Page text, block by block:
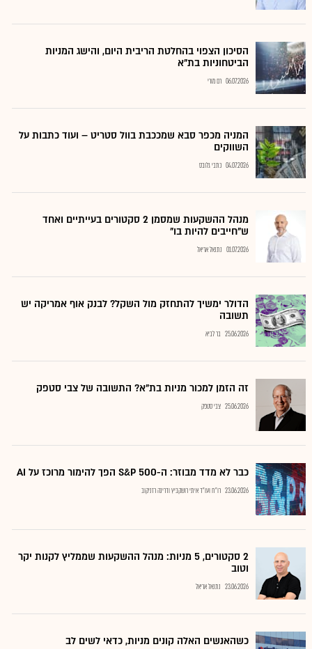
הסיכון הצפוי בהחלטת הריבית היום, והישג המניות
הביטחוניות בת"א
06.07.2026 רם מורי
המניה מכפר סבא שמככבת בוול סטריט – ועוד כתבות על
השווקים
04.07.2026 כתבי גלובס
מנהל ההשקעות שמסמן 2 סקטורים בעייתיים ואחד
ש"חייבים להיות בו"
01.07.2026 נתנאל אריאל
הדולר ימשיך להתחזק מול השקל? לבנק אוף אמריקה יש
תשובה
25.06.2026 בר לביא
זה הזמן למכור מניות בת"א? התשובה של צבי סטפק
25.06.2026 צבי סטפק
כבר לא מדד מבוזר: ה-S&P 500 הפך להימור מרוכז על AI
23.06.2026 רו"ח ועו"ד איתי רושקביץ ודרינה רזניקוב
2 סקטורים, 5 מניות: מנהל ההשקעות שממליץ לקנות יקר
וטוב
23.06.2026 נתנאל אריאל
כשהאנשים האלה קונים מניות, כדאי לשים לב